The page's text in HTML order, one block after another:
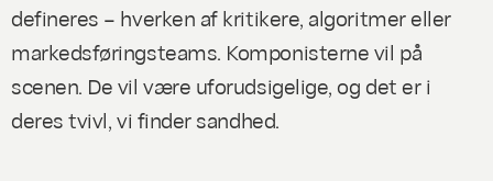
defineres – hverken af kritikere, algoritmer eller
markedsføringsteams. Komponisterne vil på
scenen. De vil være uforudsigelige, og det er i
deres tvivl, vi finder sandhed.